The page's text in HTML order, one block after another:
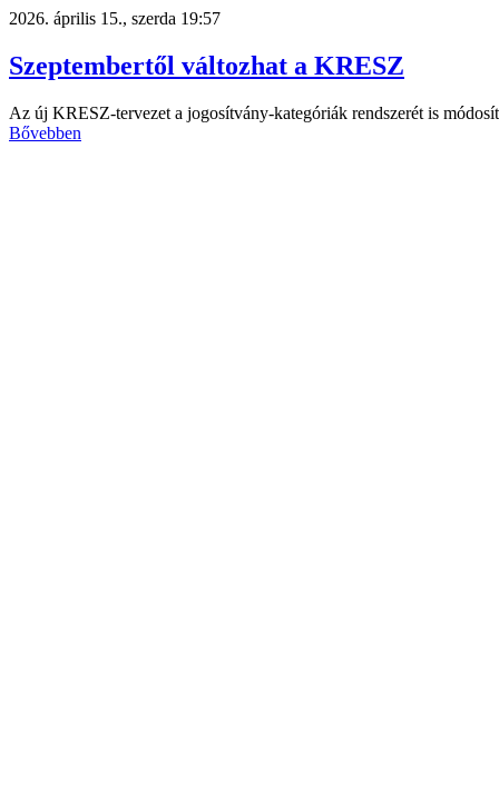
2026. április 15., szerda 19:57
Szeptembertől változhat a KRESZ
Az új KRESZ-tervezet a jogosítvány-kategóriák rendszerét is
Bővebben